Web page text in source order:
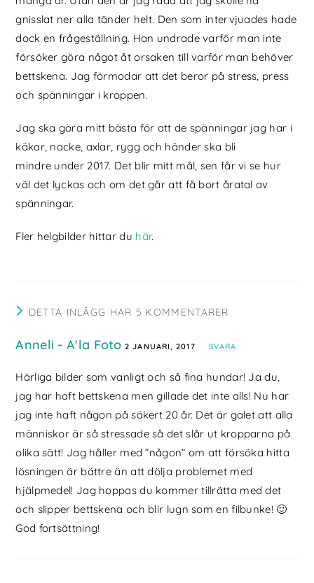
gnisslat ner alla tänder helt. Den som intervjuades hade
dock en frågeställning. Han undrade varför man inte
försöker göra något åt orsaken till varför man behöver
bettskena. Jag förmodar att det beror på stress, press
och spänningar i kroppen.
Jag ska göra mitt bästa för att de spänningar jag har i
käkar, nacke, axlar, rygg och händer ska bli
mindre under 2017. Det blir mitt mål, sen får vi se hur
väl det lyckas och om det går att få bort åratal av
spänningar.
Fler helgbilder hittar du här.
DETTA INLÄGG HAR 5 KOMMENTARER
Anneli - A'la Foto 2 JANUARI, 2017 SVARA
Härliga bilder som vanligt och så fina hundar! Ja du,
jag har haft bettskena men gillade det inte alls! Nu har
jag inte haft någon på säkert 20 år. Det är galet att alla
människor är så stressade så det slår ut kropparna på
olika sätt! Jag håller med ”någon” om att försöka hitta
lösningen är bättre än att dölja problemet med
hjälpmedel! Jag hoppas du kommer tillrätta med det
och slipper bettskena och blir lugn som en filbunke! 🙂
God fortsättning!